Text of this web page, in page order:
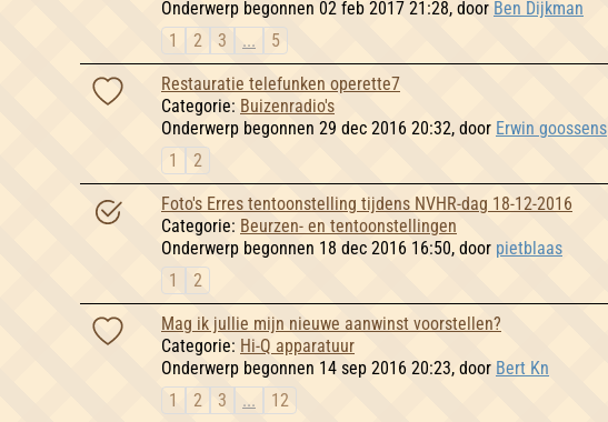
Onderwerp begonnen 02 feb 2017 21:28, door Ben Dijkman
1
2 3 ... 5
Restauratie telefunken operette7
Categorie: Buizenradio's
Onderwerp begonnen 29 dec 2016 20:32, door Erwin goossens
1
2
Foto's Erres tentoonstelling tijdens NVHR-dag 18-12-2016
Categorie: Beurzen- en tentoonstellingen
Onderwerp begonnen 18 dec 2016 16:50, door pietblaas
1
2
Mag ik jullie mijn nieuwe aanwinst voorstellen?
Categorie: Hi-Q apparatuur
Onderwerp begonnen 14 sep 2016 20:23, door Bert Kn
1
2 3 ... 12